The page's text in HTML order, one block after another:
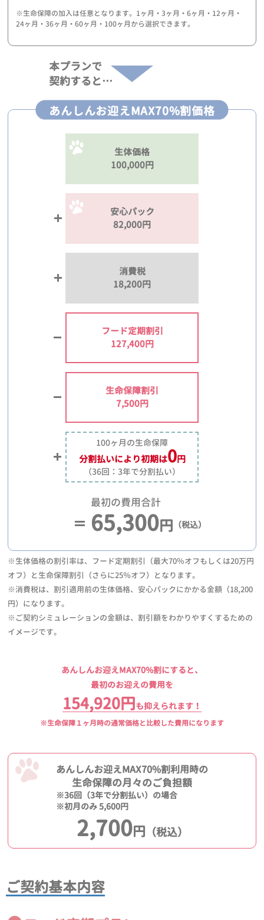
※生命保障の加入は任意となります。1ヶ月・3ヶ月・6ヶ月・12ヶ月・
24ヶ月・36ヶ月・60ヶ月・100ヶ月から選択できます。
本プランで
契約すると…
あんしんお迎えMAX70%割価格
生体価格
100,000円
安心パック
82,000円
消費税
18,200円
フード定期割引
127,400円
生命保障割引
7,500円
100ヶ月の生命保障
分割払いにより初期は0円
（36回：3年で分割払い）
最初の費用合計
65,300円 （税込）
※生体価格の割引率は、フード定期割引（最大70％オフもしくは20万円
オフ）と生命保障割引（さらに25％オフ）となります。
※消費税は、割引適用前の生体価格、安心パックにかかる金額（18,200
円）になります。
※ご契約シミュレーションの金額は、割引額をわかりやすくするための
イメージです。
あんしんお迎えMAX70%割にすると、
最初のお迎えの費用を
154,920円も抑えられます！
※生命保障１ヶ月時の通常価格と比較した費用になります
あんしんお迎えMAX70%割利用時の
生命保障の月々のご負担額
※36回（3年で分割払い）の場合
※初月のみ 5,600円
2,700円 （税込）
ご契約基本内容